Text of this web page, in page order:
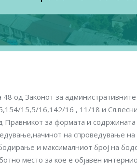
48 од Законот за
15,5/16,142/16 , 11/18 и
Правникот за формата и
на спроведување
и максималниот број на
место за кое е објавен